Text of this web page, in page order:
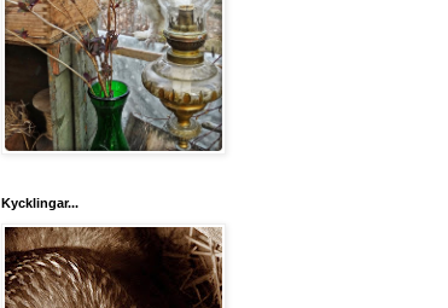
Kycklingar...